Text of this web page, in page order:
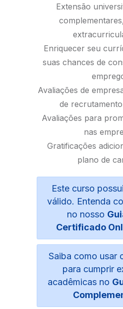
Extensão
Enriquecer seu
suas chances de
Avaliações de
de
Avaliações para
nas
Gratificações
plano de
Este curso
válido. Entenda
no nosso
Certificado
Saiba como usar
para cumprir
acadêmicas no